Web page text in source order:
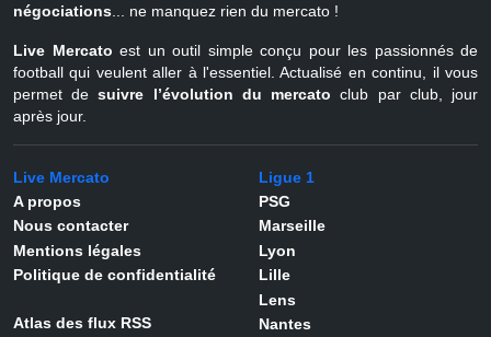
négociations... ne manquez rien du mercato !
Live Mercato est un outil simple conçu pour les passionnés de
football qui veulent aller à l'essentiel. Actualisé en continu, il vous
permet desuivre l’évolution du mercato club par club, jour
après jour.
Live Mercato
A propos
Nous contacter
Mentions légales
Politique de confidentialité
Atlas des flux RSS
Ligue 1
PSG
Marseille
Lyon
Lille
Lens
Nantes